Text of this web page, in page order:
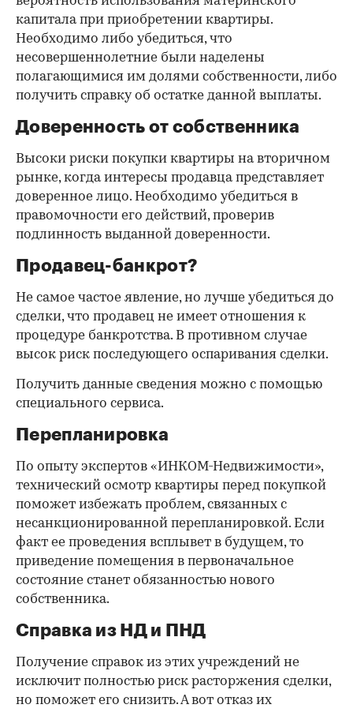
капитала при приобретении квартиры.
Необходимо либо убедиться, что
несовершеннолетние были наделены
полагающимися им долями собственности, либо
получить справку об остатке данной выплаты.
Доверенность от собственника
Высоки риски покупки квартиры на вторичном
рынке, когда интересы продавца представляет
доверенное лицо. Необходимо убедиться в
правомочности его действий, проверив
подлинность выданной доверенности.
Продавец-банкрот?
Не самое частое явление, но лучше убедиться до
сделки, что продавец не имеет отношения к
процедуре банкротства. В противном случае
высок риск последующего оспаривания сделки.
Получить данные сведения можно с помощью
специального сервиса.
Перепланировка
По опыту экспертов «ИНКОМ-Недвижимости»,
технический осмотр квартиры перед покупкой
поможет избежать проблем, связанных с
несанкционированной перепланировкой. Если
факт ее проведения всплывет в будущем, то
приведение помещения в первоначальное
состояние станет обязанностью нового
собственника.
Справка из НД и ПНД
Получение справок из этих учреждений не
исключит полностью риск расторжения сделки,
но поможет его снизить. А вот отказ их